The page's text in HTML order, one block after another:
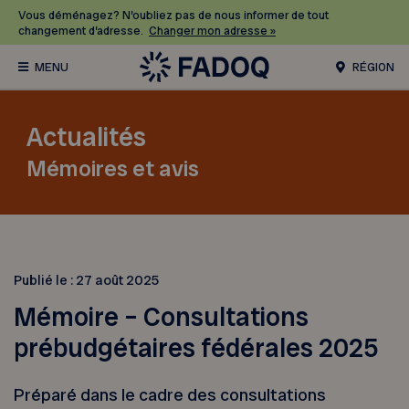
Vous déménagez? N’oubliez pas de nous informer de tout
changement d’adresse. Changer mon adresse »
RÉGION
Actualités
Mémoires et avis
Publié le : 27 août 2025
Mémoire – Consultations
prébudgétaires fédérales 2025
Préparé dans le cadre des consultations